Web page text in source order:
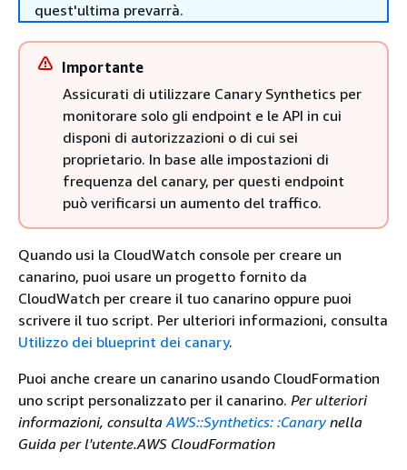
quest'ultima prevarrà.
Importante
Assicurati di utilizzare Canary Synthetics per
monitorare solo gli endpoint e le API in cui
disponi di autorizzazioni o di cui sei
proprietario. In base alle impostazioni di
frequenza del canary, per questi endpoint
può verificarsi un aumento del traffico.
Quando usi la CloudWatch console per creare un
canarino, puoi usare un progetto fornito da
CloudWatch per creare il tuo canarino oppure puoi
scrivere il tuo script. Per ulteriori informazioni, consulta
Utilizzo dei blueprint dei canary.
Puoi anche creare un canarino usando CloudFormation
uno script personalizzato per il canarino. Per ulteriori
informazioni, consultaAWS::Synthetics: :Canary nella
Guida per l'utente.AWS CloudFormation